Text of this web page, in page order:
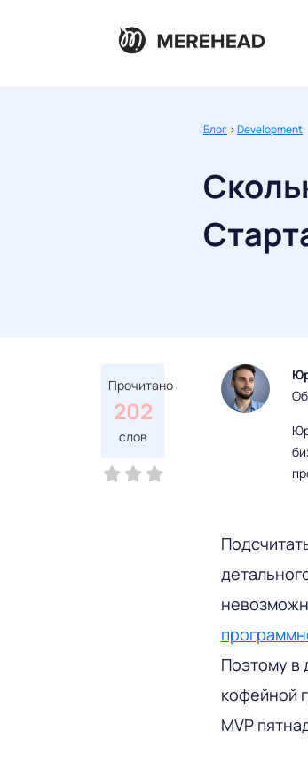
Блог >Development
Прочитано
202
слов
Поэтому в
кофейной
MVP